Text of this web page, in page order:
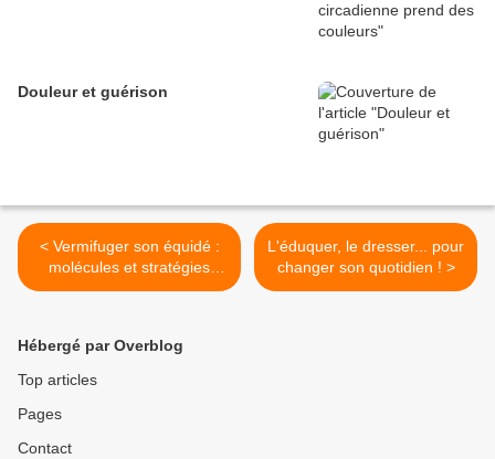
Douleur et guérison
< Vermifuger son équidé :
molécules et stratégies
pour les grands et petits
L'éduquer, le dresser... pour
changer son quotidien ! >
Hébergé par Overblog
Top articles
Pages
Contact